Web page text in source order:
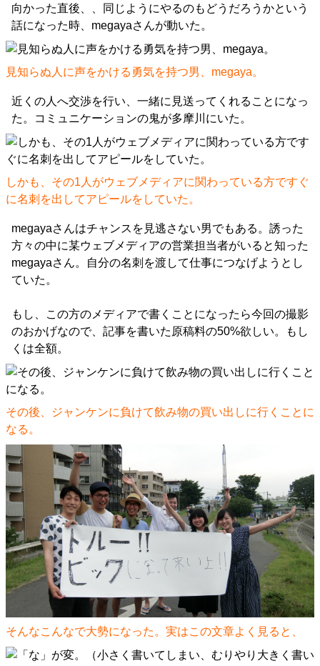
向かった直後、、同じようにやるのもどうだろうかという
話になった時、megayaさんが動いた。
見知らぬ人に声をかける勇気を持つ男、megaya。
近くの人へ交渉を行い、一緒に見送ってくれることになっ
た。コミュニケーションの鬼が多摩川にいた。
しかも、その1人がウェブメディアに関わっている方ですぐ
に名刺を出してアピールをしていた。
megayaさんはチャンスを見逃さない男でもある。誘った
方々の中に某ウェブメディアの営業担当者がいると知った
megayaさん。自分の名刺を渡して仕事につなげようとし
ていた。
もし、この方のメディアで書くことになったら今回の撮影
のおかげなので、記事を書いた原稿料の50%欲しい。もし
くは全額。
その後、ジャンケンに負けて飲み物の買い出しに行くことに
なる。
そんなこんなで大勢になった。実はこの文章よく見ると、